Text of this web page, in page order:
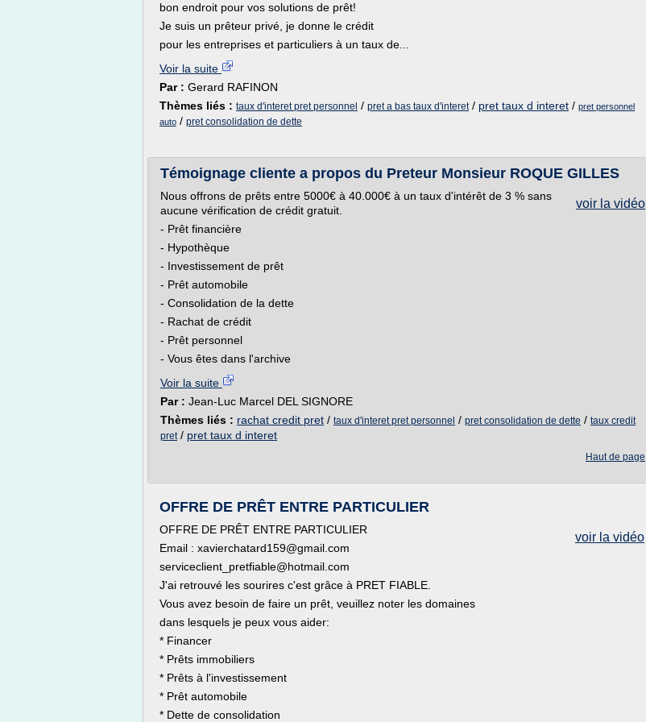
bon endroit pour vos solutions de prêt!
Je suis un prêteur privé, je donne le crédit
pour les entreprises et particuliers à un taux de...
Voir la suite
Par : Gerard RAFINON
Thèmes liés : taux d'interet pret personnel / pret a bas taux d'interet/ pret taux d interet / pret personnel
auto / pret consolidation de dette
Témoignage cliente a propos du Preteur Monsieur ROQUE GILLES
voir la vidéo
Nous offrons de prêts entre 5000€ à 40.000€ à un taux d'intérêt de 3 % sans
aucune vérification de crédit gratuit.
- Prêt financière
- Hypothèque
- Investissement de prêt
- Prêt automobile
- Consolidation de la dette
- Rachat de crédit
- Prêt personnel
- Vous êtes dans l'archive
Voir la suite
Par : Jean-Luc Marcel DEL SIGNORE
Thèmes liés : rachat credit pret / taux d'interet pret personnel / pret consolidation de dette / taux credit
pret/ pret taux d interet
Haut de page
OFFRE DE PRÊT ENTRE PARTICULIER
voir la vidéo
OFFRE DE PRÊT ENTRE PARTICULIER
Email : xavierchatard159@gmail.com
serviceclient_pretfiable@hotmail.com
J'ai retrouvé les sourires c'est grâce à PRET FIABLE.
Vous avez besoin de faire un prêt, veuillez noter les domaines
dans lesquels je peux vous aider:
* Financer
* Prêts immobiliers
* Prêts à l'investissement
* Prêt automobile
* Dette de consolidation